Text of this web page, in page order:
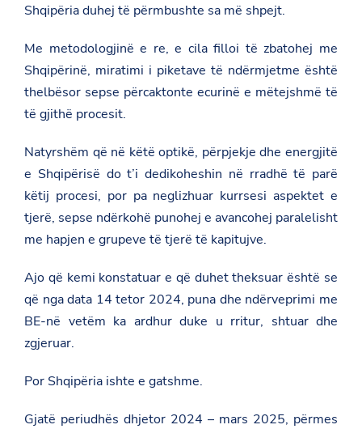
Shqipëria duhej të përmbushte sa më shpejt.
Me metodologjinë e re, e cila filloi të zbatohej me
Shqipërinë, miratimi i piketave të ndërmjetme është
thelbësor sepse përcaktonte ecurinë e mëtejshmë të
të gjithë procesit.
Natyrshëm që në këtë optikë, përpjekje dhe energjitë
e Shqipërisë do t’i dedikoheshin në rradhë të parë
këtij procesi, por pa neglizhuar kurrsesi aspektet e
tjerë, sepse ndërkohë punohej e avancohej paralelisht
me hapjen e grupeve të tjerë të kapitujve.
Ajo që kemi konstatuar e që duhet theksuar është se
që nga data 14 tetor 2024, puna dhe ndërveprimi me
BE-në vetëm ka ardhur duke u rritur, shtuar dhe
zgjeruar.
Por Shqipëria ishte e gatshme.
Gjatë periudhës dhjetor 2024 – mars 2025, përmes